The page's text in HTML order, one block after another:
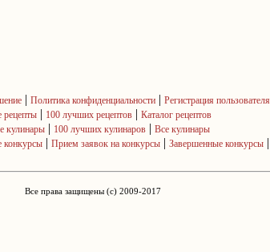
| Политика конфиденциальности| Регистрация пользователя
| 100 лучших рецептов | Каталог рецептов
кулинары| 100 лучших кулинаров| Все кулинары
конкурсы | Прием заявок на конкурсы | Завершенные конкурсы |
Все права защищены (c) 2009-2017